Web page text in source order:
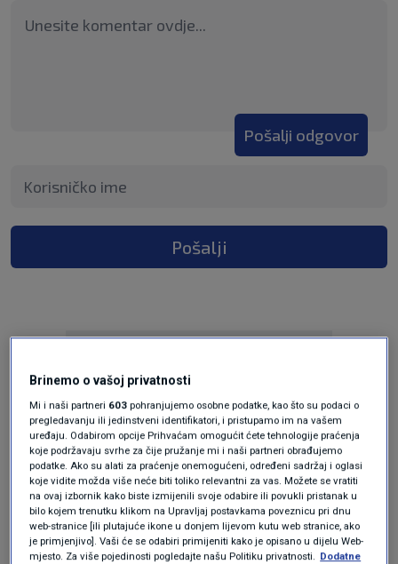
Pošalji odgovor
Pošalji
Oglas
Brinemo o vašoj privatnosti
Mi i naši partneri 603 pohranjujemo osobne podatke, kao što su podaci o
pregledavanju ili jedinstveni identifikatori, i pristupamo im na vašem
uređaju. Odabirom opcije Prihvaćam omogućit ćete tehnologije praćenja
koje podržavaju svrhe za čije pružanje mi i naši partneri obrađujemo
podatke. Ako su alati za praćenje onemogućeni, određeni sadržaj i oglasi
koje vidite možda više neće biti toliko relevantni za vas. Možete se vratiti
na ovaj izbornik kako biste izmijenili svoje odabire ili povukli pristanak u
bilo kojem trenutku klikom na Upravljaj postavkama poveznicu pri dnu
web-stranice [ili plutajuće ikone u donjem lijevom kutu web stranice, ako
je primjenjivo]. Vaši će se odabiri primijeniti kako je opisano u dijelu Web-
mjesto. Za više pojedinosti pogledajte našu Politiku privatnosti. Dodatne